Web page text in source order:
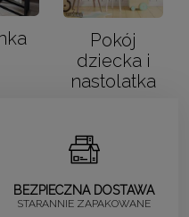
Pokój
dziecka i
nastolatka
BEZPIECZNA DOSTAWA
STARANNIE ZAPAKOWANE